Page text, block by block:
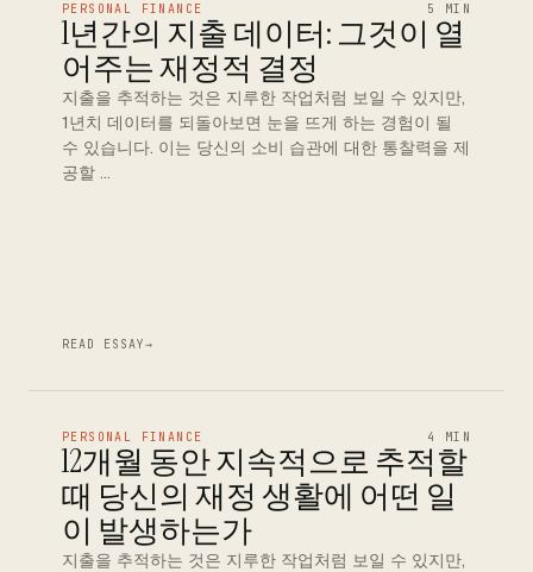
PERSONAL FINANCE 5 MIN
1년간의 지출 데이터: 그것이 열
어주는 재정적 결정
지출을 추적하는 것은 지루한 작업처럼 보일 수 있지만,
1년치 데이터를 되돌아보면 눈을 뜨게 하는 경험이 될
수 있습니다. 이는 당신의 소비 습관에 대한 통찰력을 제
공할 …
READ ESSAY→
PERSONAL FINANCE 4 MIN
12개월 동안 지속적으로 추적할
때 당신의 재정 생활에 어떤 일
이 발생하는가
지출을 추적하는 것은 지루한 작업처럼 보일 수 있지만,